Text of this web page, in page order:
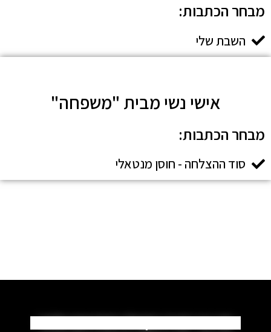
מבחר הכתבות:​
השבת שלי
אישי נשי מבית "משפחה"
מבחר הכתבות:​
סוד ההצלחה - חוסן מנטאלי